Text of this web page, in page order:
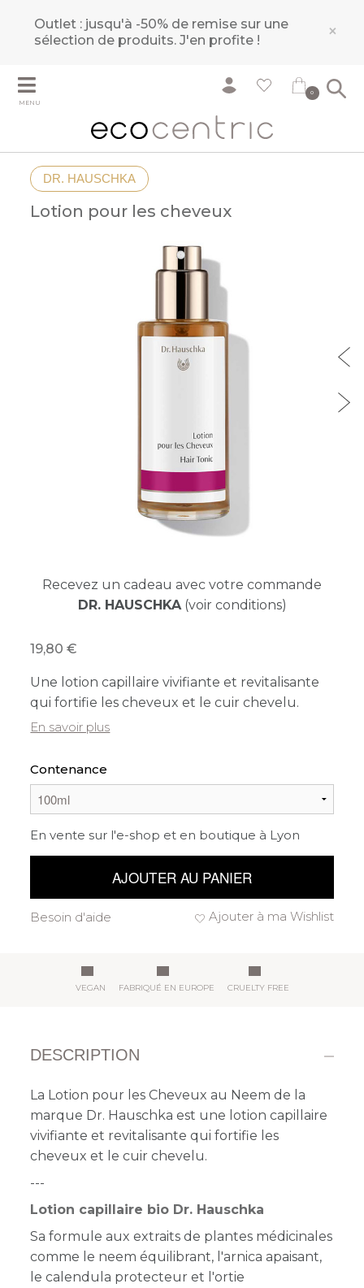
Outlet : jusqu'à -50% de remise sur une
sélection de produits.J'en profite ! ×
MENU
0
DR. HAUSCHKA
Lotion pour les cheveux
Recevez un cadeau avec votre commande
DR. HAUSCHKA(voir conditions)
19,80
Une lotion capillaire vivifiante et revitalisante
qui fortifie les cheveux et le cuir chevelu.
En savoir plus
Contenance
En vente sur l'e-shop et en boutique à Lyon
AJOUTER AU PANIER
Ajouter à ma Wishlist
Besoin d'aide
VEGAN FABRIQUÉ EN EUROPE CRUELTY FREE
DESCRIPTION
La Lotion pour les Cheveux au Neem de la
marque Dr. Hauschka est une lotion capillaire
vivifiante et revitalisante qui fortifie les
cheveux et le cuir chevelu.
---
Lotion capillaire bio Dr. Hauschka
Sa formule aux extraits de plantes médicinales
comme le neem équilibrant, l'arnica apaisant,
le calendula protecteur et l'ortie